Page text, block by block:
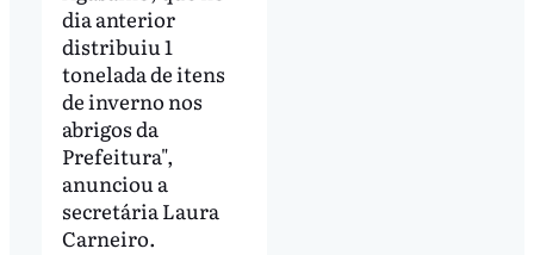
dia anterior
distribuiu 1
tonelada de itens
de inverno nos
abrigos da
Prefeitura",
anunciou a
secretária Laura
Carneiro.